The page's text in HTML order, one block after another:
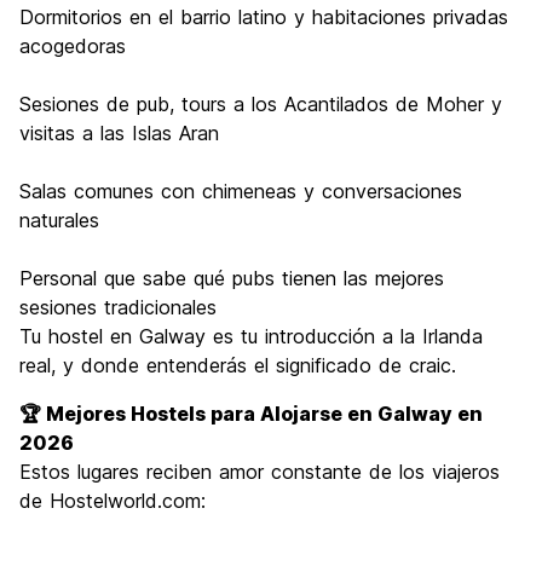
Dormitorios en el barrio latino y habitaciones privadas
acogedoras
Sesiones de pub, tours a los Acantilados de Moher y
visitas a las Islas Aran
Salas comunes con chimeneas y conversaciones
naturales
Personal que sabe qué pubs tienen las mejores
sesiones tradicionales
Tu hostel en Galway es tu introducción a la Irlanda
real, y donde entenderás el significado de craic.
🏆 Mejores Hostels para Alojarse en Galway en
2026
Estos lugares reciben amor constante de los viajeros
de Hostelworld.com: